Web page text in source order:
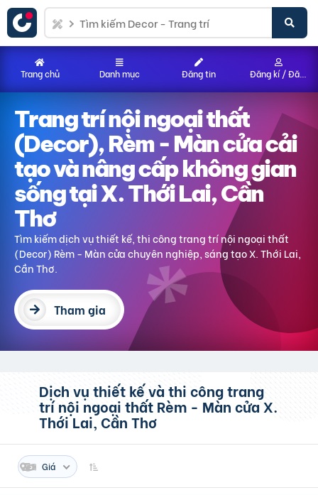
Trang trí nội ngoại thất
(Decor), Rèm - Màn cửacải
tạo và nâng cấp không gian
sốngtại X. Thới Lai, Cần
Thơ
Tìm kiếm dịch vụ thiết kế, thi công trang trí nội ngoại thất
(Decor) Rèm - Màn cửachuyên nghiệp, sáng tạoX. Thới Lai,
Cần Thơ
Tham gia
Dịch vụ thiết kế và thi công trang
trí nội ngoại thất Rèm - Màn cửaX.
Thới Lai, Cần Thơ
Giá
Trang chủ Danh mục Đăng tin